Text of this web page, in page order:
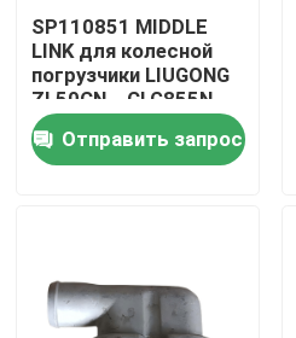
Дом
Продукты
Видео
Путешествие фабрики
SP110851 MIDDLE
LINK для колесной
погрузчики LIUGONG
ZL50CN、CLG855N、
CLG856、CLG860H
CLG870H、CLG888
Отправить запрос